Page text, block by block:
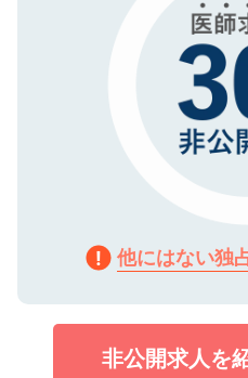
他にはない独
非公開求人を